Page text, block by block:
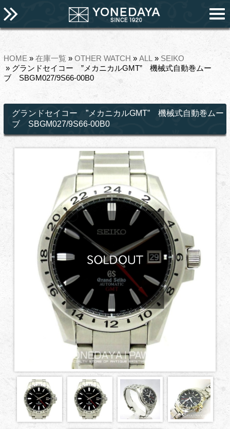
HOME » 在庫一覧 » OTHER WATCH » ALL » SEIKO
» グランドセイコー ”メカニカルGMT” 機械式自動巻ムー
ブ SBGM027/9S66-00B0
グランドセイコー ”メカニカルGMT” 機械式自動巻ムー
ブ SBGM027/9S66-00B0